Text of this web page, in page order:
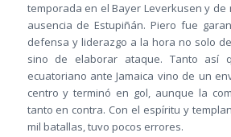
temporada en el Bayer Leverkusen y de
ausencia de Estupiñán. Piero fue
defensa y liderazgo a la hora no solo
sino de elaborar ataque. Tanto así
ecuatoriano ante Jamaica vino de un
centro y terminó en gol, aunque la
tanto en contra. Con el espíritu y
mil batallas, tuvo pocos errores.